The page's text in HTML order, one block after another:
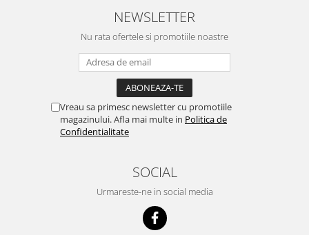
Suflante cu aer cald
Modelare si bricolaj
Pistoale de vopsit
Utilaje pentru constructii
NEWSLETTER
Nu rata ofertele si promotiile noastre
Vreau sa primesc newsletter cu promotiile
magazinului. Afla mai multe in Politica de
Confidentialitate
SOCIAL
Urmareste-ne in social media